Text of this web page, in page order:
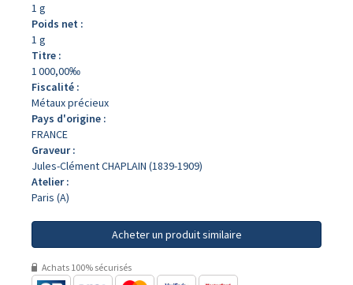
1 g
Poids net :
1 g
Titre :
1 000,00‰
Fiscalité :
Métaux précieux
Pays d'origine :
FRANCE
Graveur :
Jules-Clément CHAPLAIN (1839-1909)
Atelier :
Paris (A)
Acheter un produit similaire
Achats 100% sécurisés